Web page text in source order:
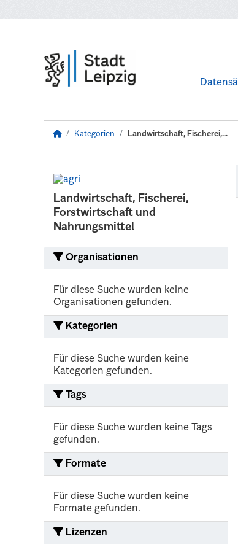
Kategorien Landwirtschaft, Fischerei,...
Landwirtschaft, Fischerei,
Forstwirtschaft und
Nahrungsmittel
Organisationen
Für diese Suche wurden keine
Organisationen gefunden.
Kategorien
Für diese Suche wurden keine
Kategorien gefunden.
Tags
Für diese Suche wurden keine Tags
gefunden.
Formate
Für diese Suche wurden keine
Formate gefunden.
Lizenzen